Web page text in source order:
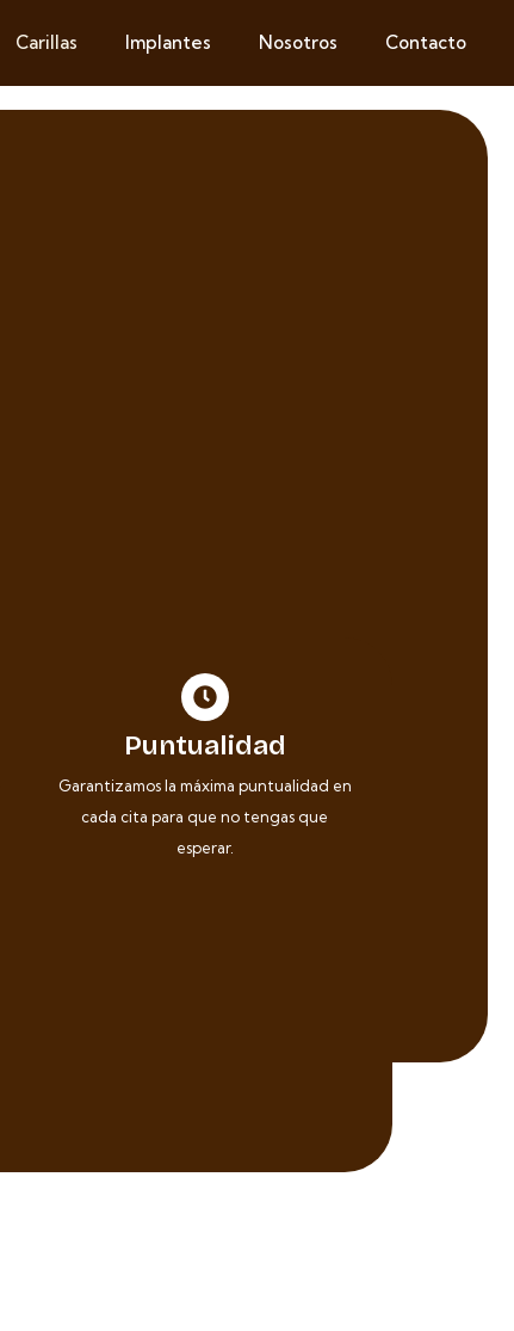
Carillas Implantes Nosotros Contacto
Puntualidad
Garantizamos la máxima puntualidad en
cada cita para que no tengas que
esperar.